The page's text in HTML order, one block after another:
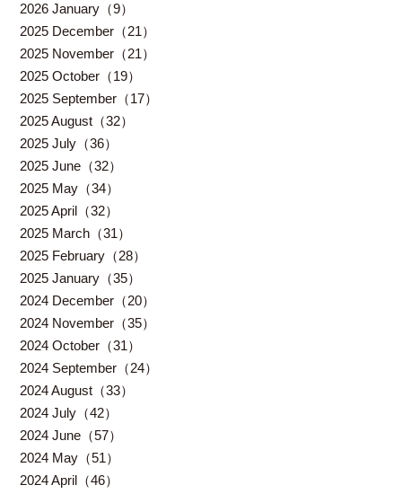
2026 January（9）
2025 December（21）
2025 November（21）
2025 October（19）
2025 September（17）
2025 August（32）
2025 July（36）
2025 June（32）
2025 May（34）
2025 April（32）
2025 March（31）
2025 February（28）
2025 January（35）
2024 December（20）
2024 November（35）
2024 October（31）
2024 September（24）
2024 August（33）
2024 July（42）
2024 June（57）
2024 May（51）
2024 April（46）